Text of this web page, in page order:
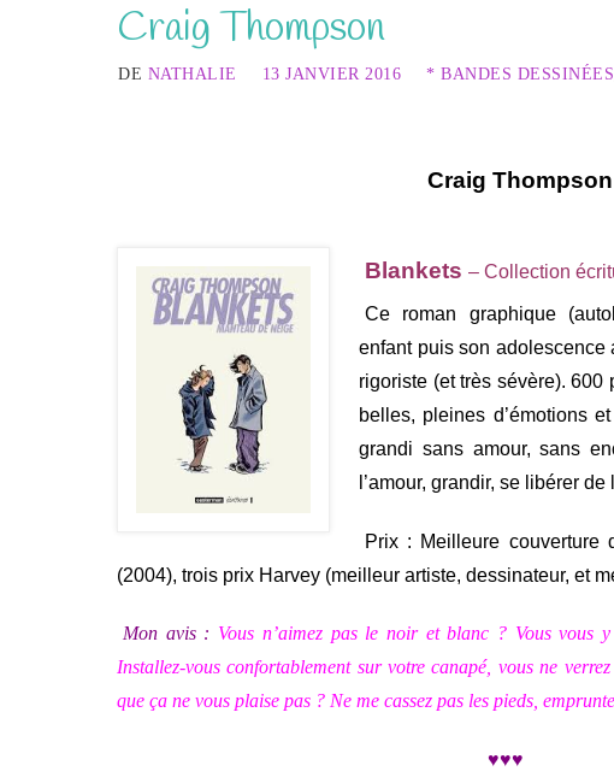
Craig Thompson
DE NATHALIE 13 JANVIER 2016 * BANDES DESSINÉES
Craig Thompson
Blankets – Collection
Ce roman graphique
enfant puis son adolescence
rigoriste (et très sévère).
belles, pleines d’émotions
grandi sans amour, sans
l’amour, grandir, se libérer
Prix : Meilleure couverture
(2004), trois prix Harvey (meilleur artiste, dessinateur, et
Mon avis : Vous n’aimez pas le noir et blanc ? Vous vous
Installez-vous confortablement sur votre canapé, vous ne
que ça ne vous plaise pas ? Ne me cassez pas les pieds,
♥♥♥